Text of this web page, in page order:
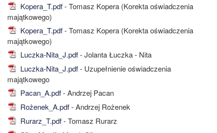
Kopera_T.pdf- Tomasz Kopera (Korekta oświadczenia
majątkowego)
Kopera_T.pdf- Tomasz Kopera (Korekta oświadczenia
majątkowego)
Luczka-Nita_J.pdf- Jolanta Łuczka - Nita
Luczka-Nita_J.pdf- Uzupełnienie oświadczenia
majątkowego
Pacan_A.pdf- Andrzej Pacan
Rożenek_A.pdf- Andrzej Rożenek
Rurarz_T.pdf- Tomasz Rurarz